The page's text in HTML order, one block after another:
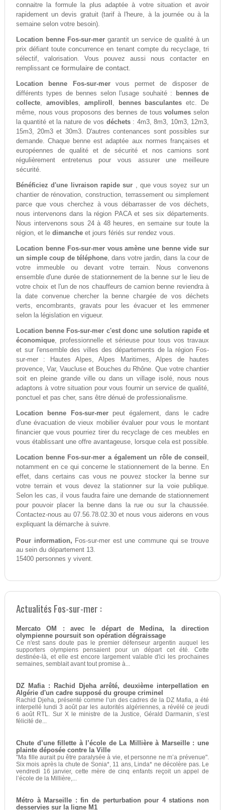
connaitre la formule la plus adaptée à votre situation et avoir
rapidement un devis gratuit (tarif à l'heure, à la journée ou à la
semaine selon votre besoin).
Location benne Fos-sur-mergarantit un service de qualité à un
prix défiant toute concurrence en tenant compte du recyclage, tri
sélectif, valorisation. Vous pouvez aussi nous contacter en
remplissant ce formulaire de contact.
Location benne Fos-sur-mervous permet de disposer de
différents types de bennes selon l'usage souhaité :
bennes de
collecte, amovibles, ampliroll , bennes basculantes etc. De
même, nous vous proposons des bennes de tousvolumes selon
la quantité et la nature de vos déchets: 4m3, 8m3, 10m3, 12m3,
15m3, 20m3 et 30m3. D'autres contenances sont possibles sur
demande. Chaque benne est adaptée aux normes françaises et
européennes de qualité et de sécurité et nos camions sont
régulièrement entretenus pour vous assurer une meilleure
sécurité.
Bénéficiez d'une livraison rapide sur , que vous soyez sur un
chantier de rénovation, construction, terrassement ou simplement
parce que vous cherchez à vous débarrasser de vos déchets,
nous intervenons dans la région PACA et ses six départements.
Nous intervenons sous 24 à 48 heures, en semaine sur toute la
région, et le dimancheet jours fériés sur rendez vous.
Location benne Fos-sur-mer vous amène une benne vide sur
un simple coup de téléphone, dans votre jardin, dans la cour de
votre immeuble ou devant votre terrain. Nous convenons
ensemble d'une durée de stationnement de la benne sur le lieu de
votre choix et l'un de nos chauffeurs de camion benne reviendra à
la date convenue chercher la benne chargée de vos déchets
verts, encombrants, gravats pour les évacuer et les emmener
selon la législation en vigueur.
Location benne Fos-sur-mer c'est donc une solution rapide et
économique, professionnelle et sérieuse pour tous vos travaux
et sur l'ensemble des villes des départements de la région Fos-
sur-mer : Hautes Alpes, Alpes Maritimes, Alpes de hautes
provence, Var, Vaucluse et Bouches du Rhône. Que votre chantier
soit en pleine grande ville ou dans un village isolé, nous nous
adaptons à votre situation pour vous fournir un service de qualité,
ponctuel et pas cher, sans être dénué de professionalisme.
Location benne Fos-sur-merpeut également, dans le cadre
d'une évacuation de vieux mobilier évaluer pour vous le montant
financier que vous pourriez tirer du recyclage de ces meubles en
vous établissant une offre avantageuse, lorsque cela est possible.
Location benne Fos-sur-mer a également un rôle de conseil ,
notamment en ce qui concerne le stationnement de la benne. En
effet, dans certains cas vous ne pouvez stocker la benne sur
votre terrain et vous devez la stationner sur la voie publique.
Selon les cas, il vous faudra faire une demande de stationnement
pour pouvoir placer la benne dans la rue ou sur la chaussée.
Contactez-nous au 07.56.78.02.30 et nous vous aiderons en vous
expliquant la démarche à suivre.
Pour information, Fos-sur-mer est une commune qui se trouve
au sein du département 13.
15400 personnes y vivent.
Actualités Fos-sur-mer :
Mercato OM : avec le départ de Medina, la direction
olympienne poursuit son opération dégraissage
Ce n'est sans doute pas le premier défenseur argentin auquel les
supporters olympiens pensaient pour un départ cet été. Cette
destinée-là, et elle est encore largement valable d'ici les prochaines
semaines, semblait avant tout promise à...
DZ Mafia : Rachid Djeha arrêté, deuxième interpellation en
Algérie d'un cadre supposé du groupe criminel
Rachid Djeha, présenté comme l’un des cadres de la DZ Mafia, a été
interpellé lundi 3 août par les autorités algériennes, a révélé ce jeudi
6 août RTL. Sur X le ministre de la Justice, Gérald Darmanin, s’est
félicité de...
Chute d’une fillette à l’école de La Millière à Marseille : une
plainte déposée contre la Ville
"Ma fille aurait pu être paralysée à vie, et personne ne m’a prévenue".
Six mois après la chute de Sonia*, 11 ans, Linda* ne décolère pas. Le
vendredi 16 janvier, cette mère de cinq enfants reçoit un appel de
l’école de la Millière,...
Métro à Marseille : fin de perturbation pour 4 stations non
desservies sur la ligne M1